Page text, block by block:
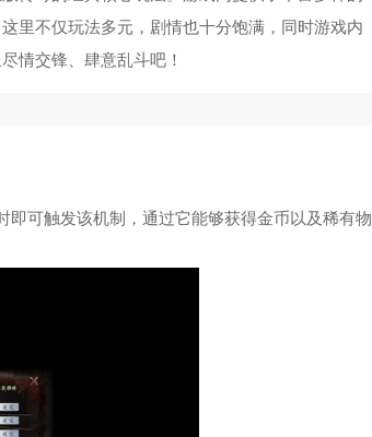
里不仅玩法多元，剧情也十分饱满，同时游戏内
情交锋、肆意乱斗吧！
可触发该机制，通过它能够获得金币以及稀有物